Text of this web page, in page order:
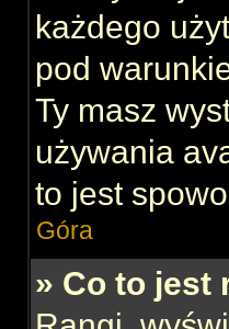
każdego
pod
Ty masz
używania
to jest
Góra
» Co to jest